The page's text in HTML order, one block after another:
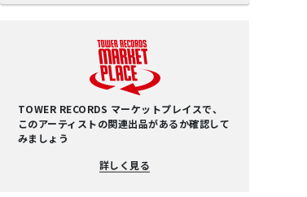
TOWER RECORDS マーケットプレイスで、
このアーティストの関連出品があるか確認して
みましょう
詳しく見る